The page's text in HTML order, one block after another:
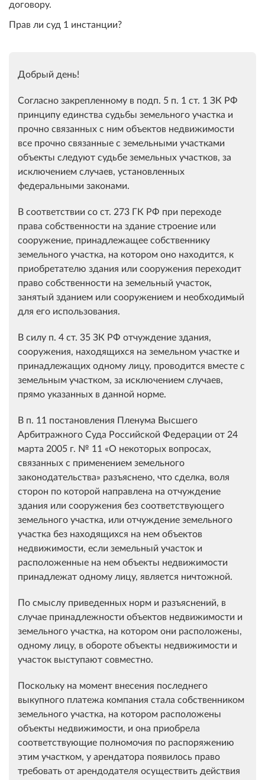
договору.
Прав ли суд 1 инстанции?
Добрый день!
Согласно закрепленному в подп. 5 п. 1 ст. 1 ЗК РФ
принципу единства судьбы земельного участка и
прочно связанных с ним объектов недвижимости
все прочно связанные с земельными участками
объекты следуют судьбе земельных участков, за
исключением случаев, установленных
федеральными законами.
В соответствии со ст. 273 ГК РФ при переходе
права собственности на здание строение или
сооружение, принадлежащее собственнику
земельного участка, на котором оно находится, к
приобретателю здания или сооружения переходит
право собственности на земельный участок,
занятый зданием или сооружением и необходимый
для его использования.
В силу п. 4 ст. 35 ЗК РФ отчуждение здания,
сооружения, находящихся на земельном участке и
принадлежащих одному лицу, проводится вместе с
земельным участком, за исключением случаев,
прямо указанных в данной норме.
В п. 11 постановления Пленума Высшего
Арбитражного Суда Российской Федерации от 24
марта 2005 г. № 11 «О некоторых вопросах,
связанных с применением земельного
законодательства» разъяснено, что сделка, воля
сторон по которой направлена на отчуждение
здания или сооружения без соответствующего
земельного участка, или отчуждение земельного
участка без находящихся на нем объектов
недвижимости, если земельный участок и
расположенные на нем объекты недвижимости
принадлежат одному лицу, является ничтожной.
По смыслу приведенных норм и разъяснений, в
случае принадлежности объектов недвижимости и
земельного участка, на котором они расположены,
одному лицу, в обороте объекты недвижимости и
участок выступают совместно.
Поскольку на момент внесения последнего
выкупного платежа компания стала собственником
земельного участка, на котором расположены
объекты недвижимости, и она приобрела
соответствующие полномочия по распоряжению
этим участком, у арендатора появилось право
требовать от арендодателя осуществить действия